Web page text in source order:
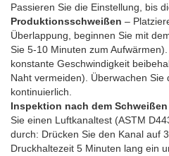
Passieren Sie die Einstellung, bis
Produktionsschweißen –
Überlappung, beginnen Sie mit
Sie 5-10 Minuten zum
konstante Geschwindigkeit
Naht vermeiden). Überwachen Sie
kontinuierlich.
Inspektion nach dem
Sie einen Luftkanaltest (ASTM
durch: Drücken Sie den Kanal auf
Druckhaltezeit 5 Minuten lang ein